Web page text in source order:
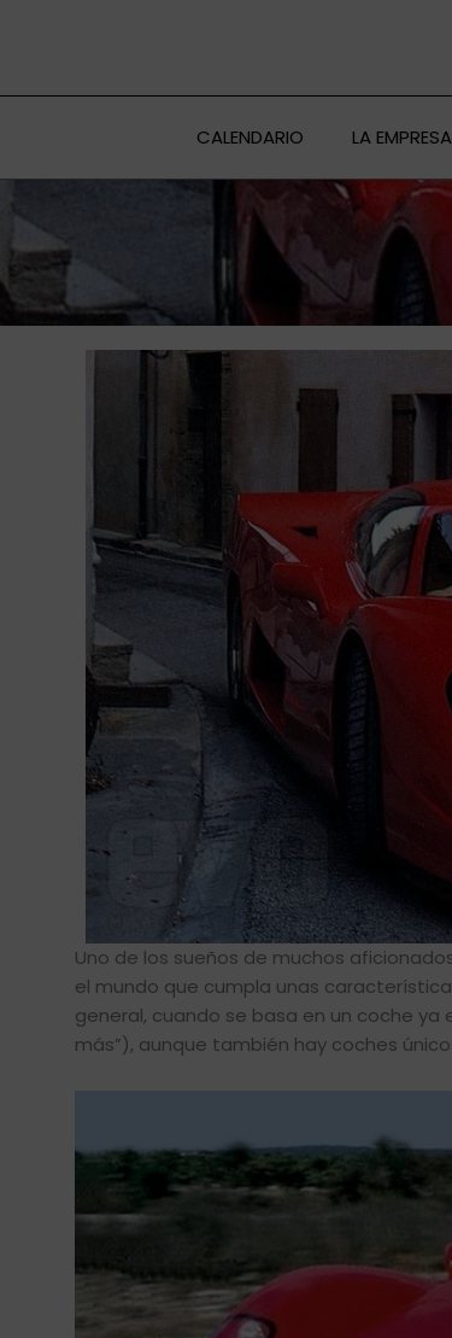
CALENDARIO LA EMPRESA
Uno de los sueños de muchos
el mundo que cumpla unas
general, cuando se basa en un coche
más”), aunque también hay coches